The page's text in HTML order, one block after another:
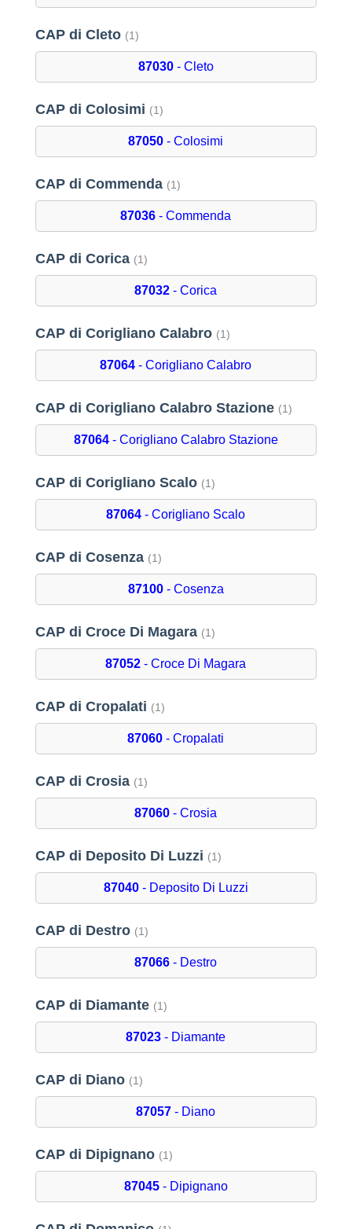
CAP di Cleto (1)
87030- Cleto
CAP di Colosimi (1)
87050 - Colosimi
CAP di Commenda (1)
87036 - Commenda
CAP di Corica (1)
87032 - Corica
CAP di Corigliano Calabro (1)
87064 - Corigliano Calabro
CAP di Corigliano Calabro Stazione (1)
87064- Corigliano Calabro Stazione
CAP di Corigliano Scalo (1)
87064 - Corigliano Scalo
CAP di Cosenza (1)
87100- Cosenza
CAP di Croce Di Magara (1)
87052 - Croce Di Magara
CAP di Cropalati (1)
87060 - Cropalati
CAP di Crosia (1)
87060 - Crosia
CAP di Deposito Di Luzzi (1)
87040- Deposito Di Luzzi
CAP di Destro (1)
87066 - Destro
CAP di Diamante (1)
87023 - Diamante
CAP di Diano (1)
87057 - Diano
CAP di Dipignano (1)
87045- Dipignano